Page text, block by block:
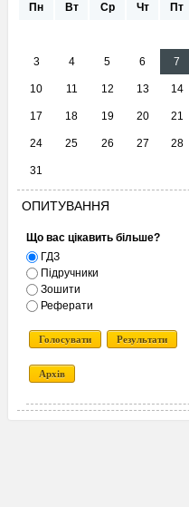
Пн Вт Ср Чт Пт
3 4 5 6 7
10 11 12 13 14
17 18 19 20 21
24 25 26 27 28
31
ОПИТУВАННЯ
Що вас цікавить більше?
ГДЗ
Підручники
Зошити
Реферати
Голосувати Результати
Архів